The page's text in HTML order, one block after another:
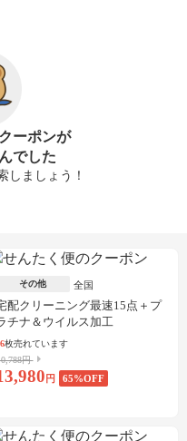
ーポンが
でした
しましょう！
その他 全国
配クリーニング最速15点＋プ
チナ＆ウイルス加工
枚売れています
円
円 65%OFF